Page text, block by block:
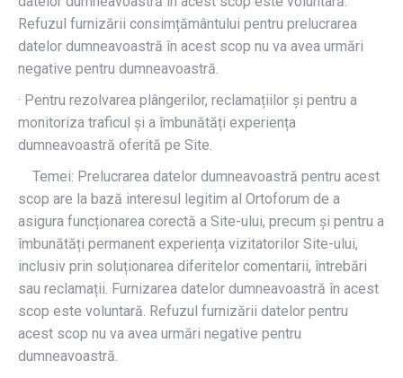
Refuzul furnizării consimțământului pentru prelucrarea
datelor dumneavoastră în acest scop nu va avea urmări
negative pentru dumneavoastră.
· Pentru rezolvarea plângerilor, reclamațiilor și pentru a
monitoriza traficul și a îmbunătăți experiența
dumneavoastră oferită pe Site.
Temei: Prelucrarea datelor dumneavoastră pentru acest
scop are la bază interesul legitim al Ortoforum de a
asigura funcționarea corectă a Site-ului, precum și pentru a
îmbunătăți permanent experiența vizitatorilor Site-ului,
inclusiv prin soluționarea diferitelor comentarii, întrebări
sau reclamații. Furnizarea datelor dumneavoastră în acest
scop este voluntară. Refuzul furnizării datelor pentru
acest scop nu va avea urmări negative pentru
dumneavoastră.